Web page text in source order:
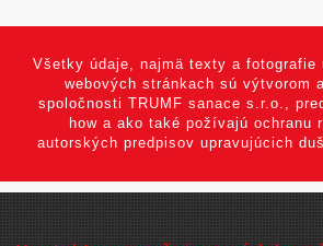
Všetky údaje, najmä texty a fotografie
webových stránkach sú výtvorom
spoločnosti TRUMF sanace s.r.o.,
how a ako také požívajú ochranu
autorských predpisov upravujúcich